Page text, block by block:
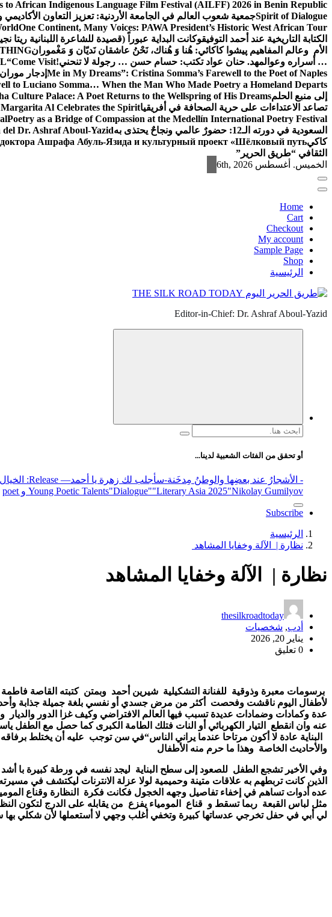
to African Indigenous Language Film Festival (AILFF) 2026 in Benin Republic.
Spirit of Dialogueجمعية شعوب العالم في الجامعة الأردنية: تعزيز التعاون الأكاديمي
One Continent, Many Voices: PAWA President’s Historic West African Tour
الكتابة التاريخية عند أحمد التوفيقوكانت البداية عبوراً (قصيدة للشاعرة اللبنانية ريتا
الأم وعالم المفاهيم پیشوا کاکائي: هُنا وَ هُناك، نَحْنُ عاشقان نَديّان وَ مَغْموران
… أسراره وعوالمهد. حنان عواد تكتب: حسام حسن … رجولة لا تنحني!“Come Visit
Me in My Dreams”: Cristina Somma’s Farewell to the Poet of Naples إدجار
to Luciano Somma… When the Man Who Made Poetry a Homeland Departs
إلى منبع الحلمCulture Palace: A Poet Returns to the Wellspring of His Dreams
تصاعد الاعتداءات على حرية الصحافة في أفريقياAl Celebrates the Spirit
Poetry as a Bridge of Compassion at the Medellín International Poetry Festival
السعودية في دورته الـ12: حضورٌ عالمي ونجاحٌ يحتذى به
Dr. Ashraf Aboul-Yazid
كاكيАшрафа Абуль-Язида и культурный проект «Шёлковый путь»
الثقافي “طريق الحرير”
الخميس. أغسطس 6th, 2026
Home
Cart
Checkout
My account
Sample Page
Shop
الرئيسية
Editor-in-Chief: Dr. Ashraf Aboul-Yazid
البحث
أو تحقق من الفئات الشعبية لدينا...
- الأشجارُ عند بعضِها والوطنُ مِدخَنة-سأجلب لك زهرة يا أحمد— Release
:
Young Poetic Talents"Dialogue""Literary Asia 2025"Nikolay Gumilyov و poet
Subscribe
الرئيسية
نظارة | الآلة وخفايا المشاهد
نظارة | الآلة وخفايا المشاهد
thesilkroadtoday
أدب, شخصيات
يناير 20, 2026
0 تعليق
برسومات معبرة وذوقية للفنانة التشكيلية شيرين أحمد وبمتن كتبته القاصة
لأطفال اليوم ناقشت وفحصت
أكثر من مرض جسدي أو نفسي بلغة جميلة جذابة
عدة وكمادات وضمادات عديدة تسبب فيها العالم الافتراضي وكيف غزا الدور والديار
عنه وان انقطع
التيار الكهربائي أو النات فتلك الطامة الكبرى كما حصل مع الطفل
البناية عادة لا أكون مرتاحا عندما يراني الناس“في سن توجب عليه أن يختلط برفاقه
والأحاديث الخاصة وهذا ما حرم منه الأطفال
وفي الأخير تشجع الطفل للصعود إلى سطح البناية ليجد نفسه في ورطة كبيرة با أشد
الذين كانت تربطهم به علاقات متينة وحميمية لولا عزلة الانترنات ليكتشف في
عده أدوات تساهم في إخفاء تفاصيل وجهه الخجول فكانت فكرة
النظارة وقناع
مثل لباس القبعة ربما تسقط و قناع المومياء يفزع من يقابله على الدرج لتكون
لي أبي في حفل تخرجي عدساتها كبيرة وتخفي أغلب وجهي لا أستعملها لأن شكلي